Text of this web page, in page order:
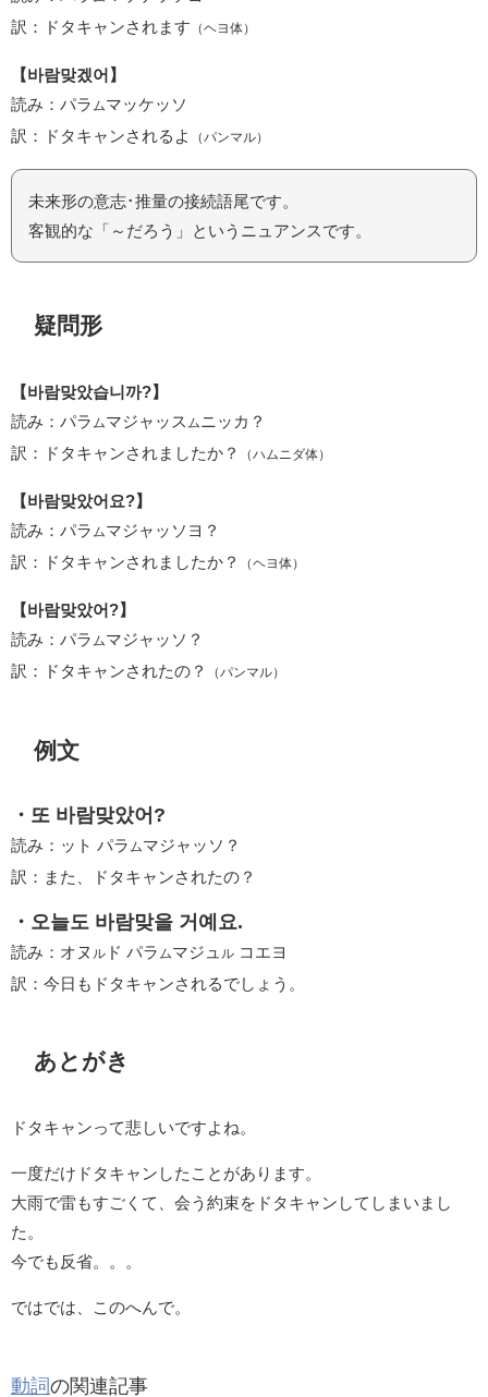
訳：ドタキャンされます （ヘヨ体）
【바람맞겠어】
読み：パラ ムマッケッソ
訳：ドタキャンされるよ
（パンマル）
未来形の意志･推量の接続語尾です。
客観的な「～だろう」というニュアンスです。
疑問形
【바람맞았습니까?】
読み：パラ ムマジャッス ム ニッカ？
訳：ドタキャンされましたか？
（ハムニダ体）
【바람맞았어요?】
読み：パラ ムマジャッソヨ？
訳：ドタキャンされましたか？
（ヘヨ体）
【바람맞았어?】
読み：パラ ムマジャッソ？
訳：ドタキャンされたの？
（パンマル）
例文
・또 바람맞았어?
読み：ット パラ ムマジャッソ？
訳：また、ドタキャンされたの？
・오늘도 바람맞을 거예요.
読み：オヌ ル ド パラ ムマジュ ル コエヨ
訳：今日もドタキャンされるでしょう。
あとがき
ドタキャンって悲しいですよね。
一度だけドタキャンしたことがあります。
大雨で雷もすごくて、会う約束をドタキャンしてしまいまし
た。
今でも反省。。。
ではでは、このへんで。
動詞の関連記事